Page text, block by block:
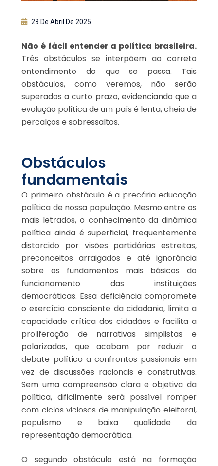
23 De Abril De 2025
Não é fácil entender a política brasileira.
Três obstáculos se interpõem ao correto
entendimento do que se passa. Tais
obstáculos, como veremos, não serão
superados a curto prazo, evidenciando que a
evolução política de um país é lenta, cheia de
percalços e sobressaltos.
Obstáculos
fundamentais
O primeiro obstáculo é a precária educação
política de nossa população. Mesmo entre os
mais letrados, o conhecimento da dinâmica
política ainda é superficial, frequentemente
distorcido por visões partidárias estreitas,
preconceitos arraigados e até ignorância
sobre os fundamentos mais básicos do
funcionamento das instituições
democráticas. Essa deficiência compromete
o exercício consciente da cidadania, limita a
capacidade crítica dos cidadãos e facilita a
proliferação de narrativas simplistas e
polarizadas, que acabam por reduzir o
debate político a confrontos passionais em
vez de discussões racionais e construtivas.
Sem uma compreensão clara e objetiva da
política, dificilmente será possível romper
com ciclos viciosos de manipulação eleitoral,
populismo e baixa qualidade da
representação democrática.
O segundo obstáculo está na formação